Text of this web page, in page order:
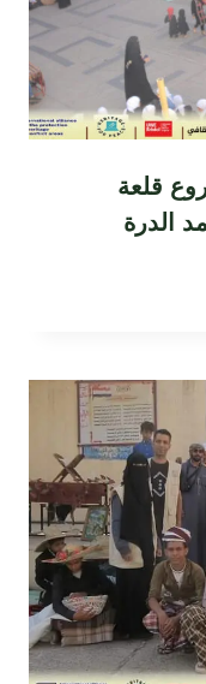
قلعة
الدرة